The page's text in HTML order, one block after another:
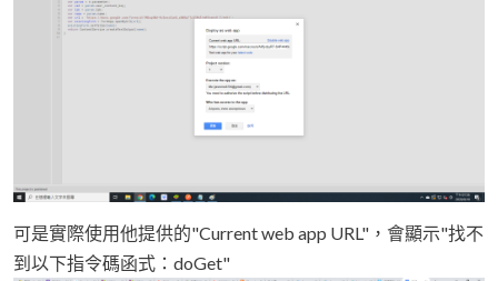
可是實際使用他提供的"Current web app URL"，會顯示"找不
到以下指令碼函式：doGet"